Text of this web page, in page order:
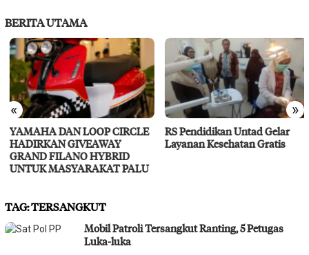
BERITA UTAMA
« »
YAMAHA DAN LOOP CIRCLE
HADIRKAN GIVEAWAY
GRAND FILANO HYBRID
UNTUK MASYARAKAT PALU
RS Pendidikan Untad Gelar
Layanan Kesehatan Gratis
TAG:TERSANGKUT
Mobil Patroli Tersangkut Ranting, 5 Petugas
Luka-luka